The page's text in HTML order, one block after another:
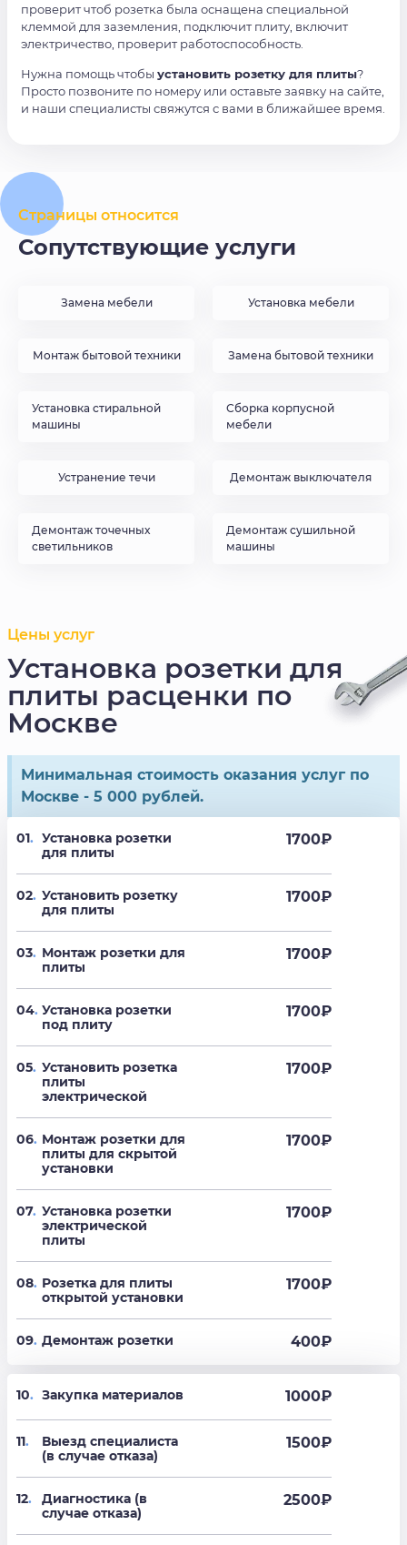
проверит чтоб розетка была оснащена специальной
клеммой для заземления, подключит плиту, включит
электричество, проверит работоспособность.
Нужна помощь чтобы установить розетку для плиты?
Просто позвоните по номеру или оставьте заявку на сайте,
и наши специалисты свяжутся с вами в ближайшее время.
Страницы относится
Сопутствующие услуги
Замена мебели Установка мебели
Монтаж бытовой техники Замена бытовой техники
Установка стиральной
машины
Сборка корпусной
мебели
Устранение течи Демонтаж выключателя
Демонтаж точечных
светильников
Демонтаж сушильной
машины
Цены услуг
Установка розетки для
плиты расценки по
Москве
Минимальная стоимость оказания услуг по
Москве - 5 000 рублей.
01. Установка розетки
для плиты
1700₽
02. Установить розетку
для плиты
1700₽
03. Монтаж розетки для
плиты
1700₽
04. Установка розетки
под плиту
1700₽
05. Установить розетка
плиты
электрической
1700₽
06. Монтаж розетки для
плиты для скрытой
установки
1700₽
07. Установка розетки
электрической
плиты
1700₽
08. Розетка для плиты
открытой установки
1700₽
09. Демонтаж розетки 400₽
10. Закупка материалов 1000₽
11.
Выезд специалиста
(в случае отказа)
1500₽
12.
Диагностика (в
случае отказа)
2500₽